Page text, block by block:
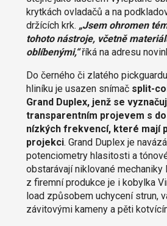
krytkách ovladačů a na
držících krk. „Jsem ohromen
tohoto nástroje, včetně
oblíbenými,“říká na adresu
Do černého či zlatého
hliníku je usazen snímač split-
Grand Duplex, jenž se
transparentním projevem s
nízkých frekvencí, které mají
projekci. Grand Duplex je
potenciometry hlasitosti a
obstarávají niklované mechaniky
z firemní produkce je i kobylka
load způsobem uchycení strun,
závitovými kameny a pěti